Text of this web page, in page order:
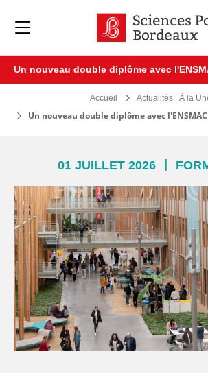
noter
Web
système
Un nouveau double diplôme avec
Accueil Actualités | À la
Un nouveau double diplôme avec
01 JUILLET 2026